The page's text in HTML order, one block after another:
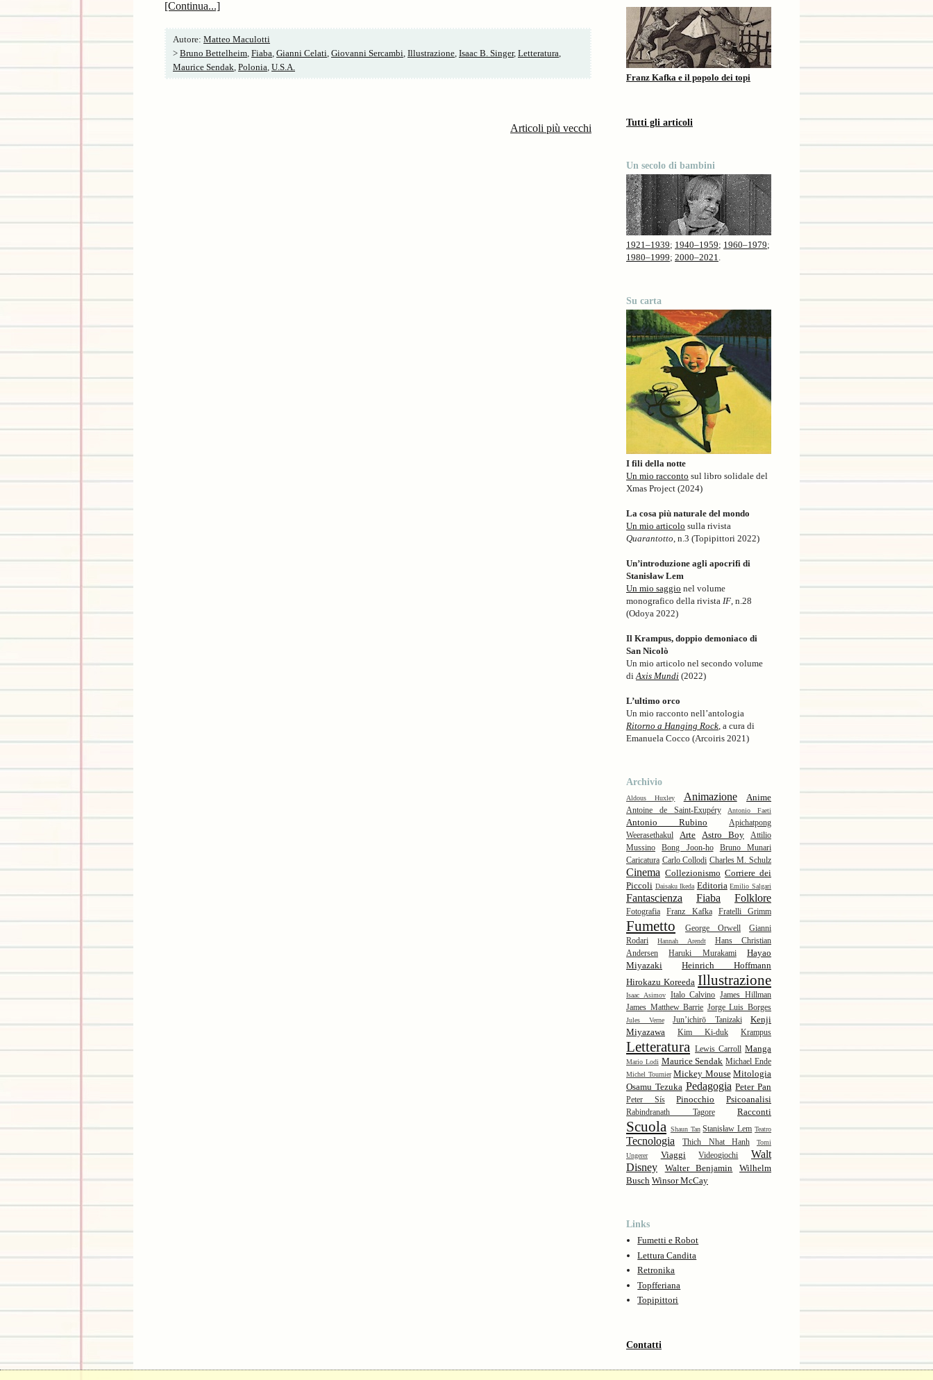
[Continua...]
Autore: Matteo Maculotti
> Bruno Bettelheim, Fiaba, Gianni Celati, Giovanni Sercambi, Illustrazione, Isaac B. Singer, Letteratura,
Maurice Sendak, Polonia, U.S.A.
Articoli più vecchi
Franz Kafka e il popolo dei topi
Tutti gli articoli
Un secolo di bambini
1921–1939; 1940–1959; 1960–1979;
1980–1999; 2000–2021.
Su carta
I fili della notte
Un mio racconto sul libro solidale del
Xmas Project (2024)
La cosa più naturale del mondo
Un mio articolo sulla rivista
Quarantotto, n.3 (Topipittori 2022)
Un’introduzione agli apocrifi di
Stanisław Lem
Un mio saggio nel volume
monografico della rivista IF, n.28
(Odoya 2022)
Il Krampus, doppio demoniaco di
San Nicolò
Un mio articolo nel secondo volume
diAxis Mundi (2022)
L’ultimo orco
Un mio racconto nell’antologia
Ritorno a Hanging Rock, a cura di
Emanuela Cocco (Arcoiris 2021)
Archivio
Aldous Huxley Animazione Anime
Antoine de Saint-Exupéry Antonio Faeti
Antonio Rubino
Apichatpong
Weerasethakul
Arte Astro Boy
Attilio
Mussino
Bong Joon-ho
Bruno Munari
Caricatura Carlo Collodi Charles M. Schulz
Cinema Collezionismo Corriere dei
Piccoli Daisaku Ikeda Editoria Emilio Salgari
Fantascienza Fiaba Folklore
Fotografia Franz Kafka Fratelli Grimm
Fumetto George Orwell
Gianni
Rodari
Hannah Arendt
Hans Christian
Andersen
Haruki Murakami
Hayao
Miyazaki
Heinrich Hoffmann
Hirokazu Koreeda Illustrazione
Isaac Asimov Italo Calvino James Hillman
James Matthew Barrie Jorge Luis Borges
Jules Verne Jun’ichirō Tanizaki
Kenji
Miyazawa
Kim Ki-duk Krampus
Letteratura Lewis Carroll Manga
Mario Lodi Maurice Sendak Michael Ende
Michel Tournier Mickey Mouse Mitologia
Osamu Tezuka Pedagogia Peter Pan
Peter Sís Pinocchio Psicoanalisi
Rabindranath Tagore Racconti
Scuola Shaun Tan Stanisław Lem Teatro
Tecnologia Thich Nhat Hanh
Tomi
Ungerer
Viaggi Videogiochi
Walt
Disney
Walter Benjamin
Wilhelm
Busch Winsor McCay
Links
Fumetti e Robot
Lettura Candita
Retronika
Topfferiana
Topipittori
Contatti